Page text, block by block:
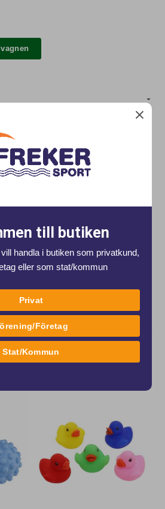
4-pack
fartyg i vattnet.
hål för en mögelfri lekupplevelse.
ämnen och ftalater.
och godkända enligt Europeiska
EN71.
Ftalater
varumärke
till butiken
handla i butiken som privatkund,
eller som stat/kommun
Privat
Företag
Stat/Kommun